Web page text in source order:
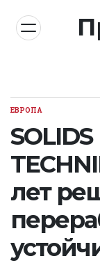
content
POSTED
ЕВРОПА
лет